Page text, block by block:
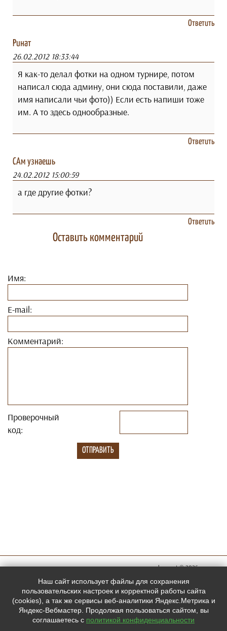
Ответить
Ринат
26.02.2012 18:33:44
Я как-то делал фотки на одном турнире, потом
написал сюда админу, они сюда поставили, даже
имя написали чьи фото)) Если есть напиши тоже
им. А то здесь однообразные.
Ответить
САм узнаешь
24.02.2012 15:00:59
а где другие фотки?
Ответить
Оставить комментарий
Имя:
E-mail:
Комментарий:
Проверочный
код:
megachess.net © 2026
социальных
сетях:
Наш сайт использует файлы для сохранения
пользовательских настроек и корректной работы сайта
(cookies), а так же сервисы веб-аналитики Яндекс.Метрика и
Яндекс-Вебмастер. Продолжая пользоваться сайтом, вы
соглашаетесь с политикой конфиденциальности